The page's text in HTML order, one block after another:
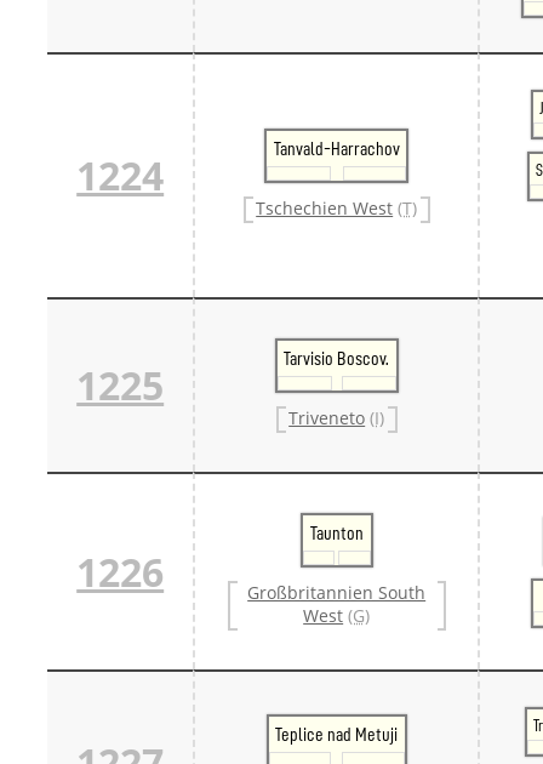
1224
Tanvald-Harrachov
Tschechien West (T)
1225
Tarvisio Boscov.
Triveneto (I)
1226
Taunton
Großbritannien South
West (G)
Teplice nad Metuji